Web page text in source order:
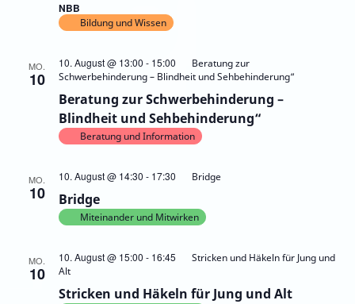
NBB
Bildung und Wissen
MO.
10
Beratung zur Schwerbehinderung –
Blindheit und Sehbehinderung“
10. August @ 13:00 - 15:00
Beratung zur
Schwerbehinderung – Blindheit und Sehbehinderung“
Beratung und Information
MO.
10 Bridge
10. August @ 14:30 - 17:30 Bridge
Miteinander und Mitwirken
MO.
10
Stricken und Häkeln für Jung und Alt
10. August @ 15:00 - 16:45
Stricken und Häkeln für Jung und
Alt